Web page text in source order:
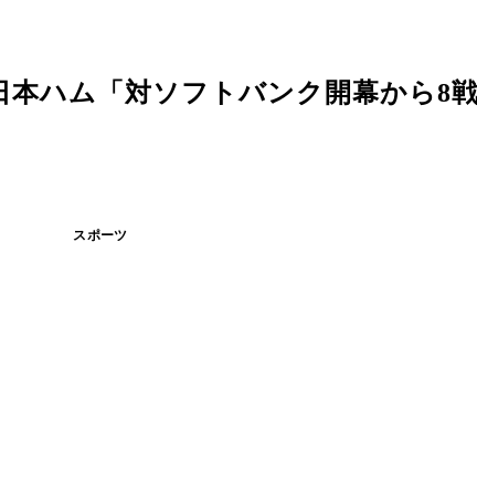
本ハム「対ソフトバンク開幕から8
スポーツ